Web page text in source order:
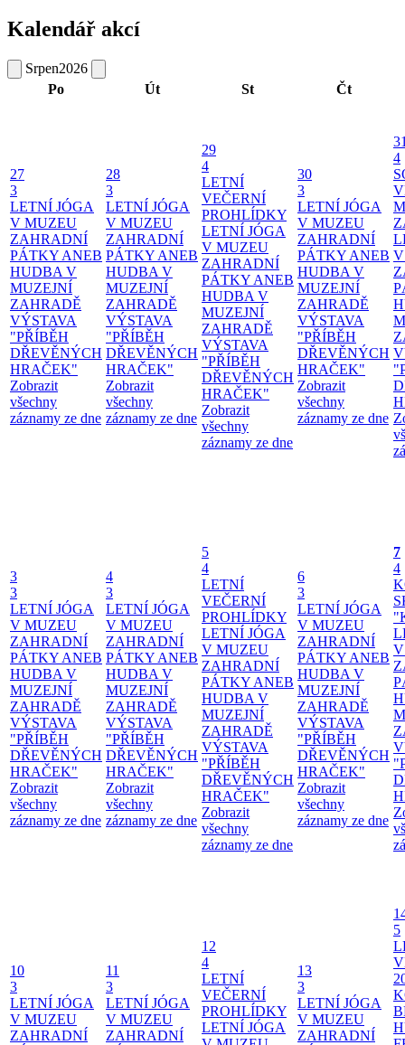
Kalendář akcí
Srpen2026
Po
Út St Čt
27
3
LETNÍ JÓGA
V MUZEU
ZAHRADNÍ
PÁTKY ANEB
HUDBA V
MUZEJNÍ
ZAHRADĚ
VÝSTAVA
"PŘÍBĚH
DŘEVĚNÝCH
HRAČEK"
Zobrazit
všechny
záznamy ze dne
28
3
LETNÍ JÓGA
V MUZEU
ZAHRADNÍ
PÁTKY ANEB
HUDBA V
MUZEJNÍ
ZAHRADĚ
VÝSTAVA
"PŘÍBĚH
DŘEVĚNÝCH
HRAČEK"
Zobrazit
všechny
záznamy ze dne
29
4
LETNÍ
VEČERNÍ
PROHLÍDKY
LETNÍ JÓGA
V MUZEU
ZAHRADNÍ
PÁTKY ANEB
HUDBA V
MUZEJNÍ
ZAHRADĚ
VÝSTAVA
"PŘÍBĚH
DŘEVĚNÝCH
HRAČEK"
Zobrazit
všechny
záznamy ze dne
30
3
LETNÍ JÓGA
V MUZEU
ZAHRADNÍ
PÁTKY ANEB
HUDBA V
MUZEJNÍ
ZAHRADĚ
VÝSTAVA
"PŘÍBĚH
DŘEVĚNÝCH
HRAČEK"
Zobrazit
všechny
záznamy ze dne
4
3
3
LETNÍ JÓGA
V MUZEU
ZAHRADNÍ
PÁTKY ANEB
HUDBA V
MUZEJNÍ
ZAHRADĚ
VÝSTAVA
"PŘÍBĚH
DŘEVĚNÝCH
HRAČEK"
Zobrazit
všechny
záznamy ze dne
4
3
LETNÍ JÓGA
V MUZEU
ZAHRADNÍ
PÁTKY ANEB
HUDBA V
MUZEJNÍ
ZAHRADĚ
VÝSTAVA
"PŘÍBĚH
DŘEVĚNÝCH
HRAČEK"
Zobrazit
všechny
záznamy ze dne
5
4
LETNÍ
VEČERNÍ
PROHLÍDKY
LETNÍ JÓGA
V MUZEU
ZAHRADNÍ
PÁTKY ANEB
HUDBA V
MUZEJNÍ
ZAHRADĚ
VÝSTAVA
"PŘÍBĚH
DŘEVĚNÝCH
HRAČEK"
Zobrazit
všechny
záznamy ze dne
6
3
LETNÍ JÓGA
V MUZEU
ZAHRADNÍ
PÁTKY ANEB
HUDBA V
MUZEJNÍ
ZAHRADĚ
VÝSTAVA
"PŘÍBĚH
DŘEVĚNÝCH
HRAČEK"
Zobrazit
všechny
záznamy ze dne
7
4
10
3
LETNÍ JÓGA
V MUZEU
ZAHRADNÍ
11
3
LETNÍ JÓGA
V MUZEU
ZAHRADNÍ
12
4
LETNÍ
VEČERNÍ
PROHLÍDKY
LETNÍ JÓGA
13
3
LETNÍ JÓGA
V MUZEU
ZAHRADNÍ
5